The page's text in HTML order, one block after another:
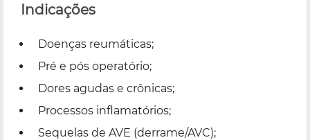
Indicações
Doenças reumáticas;
Pré e pós operatório;
Dores agudas e crônicas;
Processos inflamatórios;
Sequelas de AVE (derrame/AVC);